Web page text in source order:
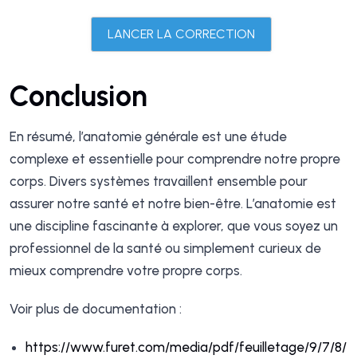
Conclusion
En résumé, l’anatomie générale est une étude
complexe et essentielle pour comprendre notre propre
corps. Divers systèmes travaillent ensemble pour
assurer notre santé et notre bien-être. L’anatomie est
une discipline fascinante à explorer, que vous soyez un
professionnel de la santé ou simplement curieux de
mieux comprendre votre propre corps.
Voir plus de documentation :
https://www.furet.com/media/pdf/feuilletage/9/7/8/